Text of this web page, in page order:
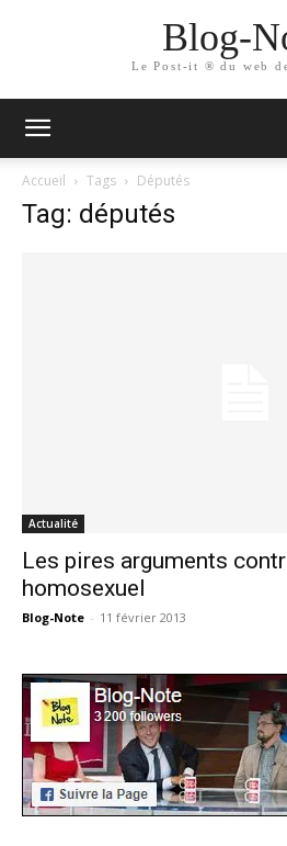
Blog-
Le Post-it ® du web
Accueil Tags Députés
Tag: députés
Actualité
Les pires arguments
homosexuel
Blog-Note - 11 février 2013